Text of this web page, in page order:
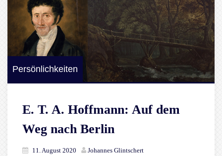
Persönlichkeiten
E. T. A. Hoffmann: Auf dem
Weg nach Berlin
11. August 2020 Johannes Glintschert